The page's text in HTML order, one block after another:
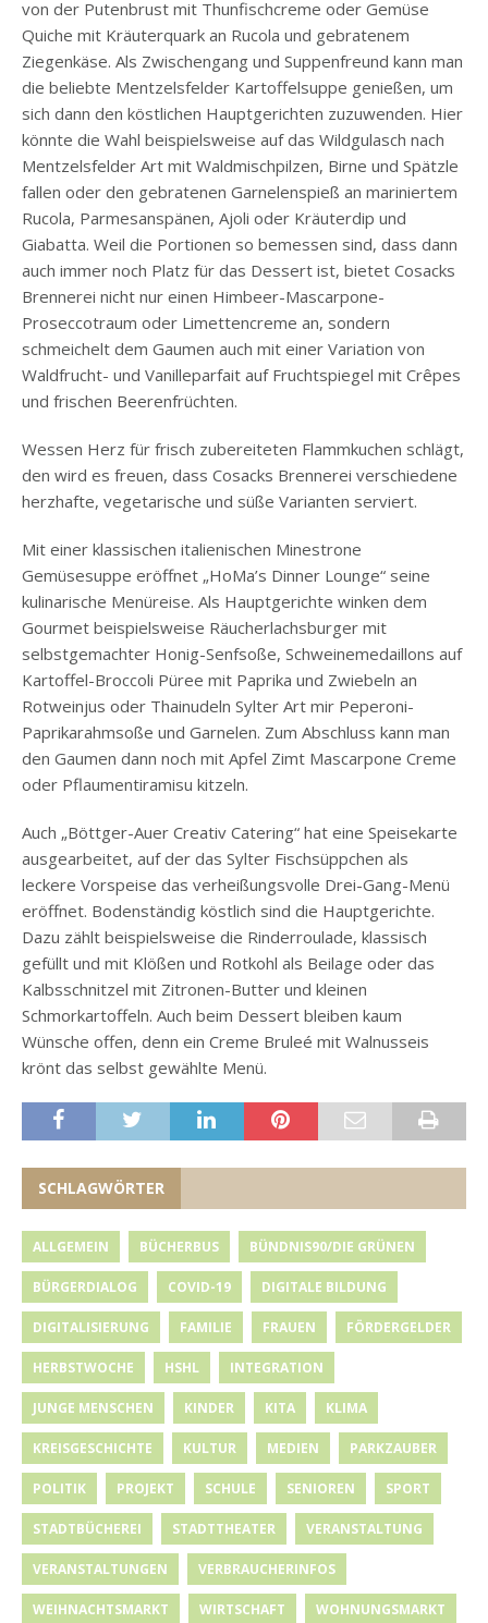
von der Putenbrust mit Thunfischcreme oder Gemüse
Quiche mit Kräuterquark an Rucola und gebratenem
Ziegenkäse. Als Zwischengang und Suppenfreund kann man
die beliebte Mentzelsfelder Kartoffelsuppe genießen, um
sich dann den köstlichen Hauptgerichten zuzuwenden. Hier
könnte die Wahl beispielsweise auf das Wildgulasch nach
Mentzelsfelder Art mit Waldmischpilzen, Birne und Spätzle
fallen oder den gebratenen Garnelenspieß an mariniertem
Rucola, Parmesanspänen, Ajoli oder Kräuterdip und
Giabatta. Weil die Portionen so bemessen sind, dass dann
auch immer noch Platz für das Dessert ist, bietet Cosacks
Brennerei nicht nur einen Himbeer-Mascarpone-
Proseccotraum oder Limettencreme an, sondern
schmeichelt dem Gaumen auch mit einer Variation von
Waldfrucht- und Vanilleparfait auf Fruchtspiegel mit Crêpes
und frischen Beerenfrüchten.
Wessen Herz für frisch zubereiteten Flammkuchen schlägt,
den wird es freuen, dass Cosacks Brennerei verschiedene
herzhafte, vegetarische und süße Varianten serviert.
Mit einer klassischen italienischen Minestrone
Gemüsesuppe eröffnet „HoMa’s Dinner Lounge“ seine
kulinarische Menüreise. Als Hauptgerichte winken dem
Gourmet beispielsweise Räucherlachsburger mit
selbstgemachter Honig-Senfsoße, Schweinemedaillons auf
Kartoffel-Broccoli Püree mit Paprika und Zwiebeln an
Rotweinjus oder Thainudeln Sylter Art mir Peperoni-
Paprikarahmsoße und Garnelen. Zum Abschluss kann man
den Gaumen dann noch mit Apfel Zimt Mascarpone Creme
oder Pflaumentiramisu kitzeln.
Auch „Böttger-Auer Creativ Catering“ hat eine Speisekarte
ausgearbeitet, auf der das Sylter Fischsüppchen als
leckere Vorspeise das verheißungsvolle Drei-Gang-Menü
eröffnet. Bodenständig köstlich sind die Hauptgerichte.
Dazu zählt beispielsweise die Rinderroulade, klassisch
gefüllt und mit Klößen und Rotkohl als Beilage oder das
Kalbsschnitzel mit Zitronen-Butter und kleinen
Schmorkartoffeln. Auch beim Dessert bleiben kaum
Wünsche offen, denn ein Creme Bruleé mit Walnusseis
krönt das selbst gewählte Menü.
SCHLAGWÖRTER
ALLGEMEIN BÜCHERBUS BÜNDNIS90/DIE GRÜNEN
BÜRGERDIALOG COVID-19 DIGITALE BILDUNG
DIGITALISIERUNG FAMILIE FRAUEN FÖRDERGELDER
HERBSTWOCHE HSHL INTEGRATION
JUNGE MENSCHEN KINDER KITA KLIMA
KREISGESCHICHTE KULTUR MEDIEN PARKZAUBER
POLITIK PROJEKT SCHULE SENIOREN SPORT
STADTBÜCHEREI STADTTHEATER VERANSTALTUNG
VERANSTALTUNGEN VERBRAUCHERINFOS
WEIHNACHTSMARKT WIRTSCHAFT WOHNUNGSMARKT